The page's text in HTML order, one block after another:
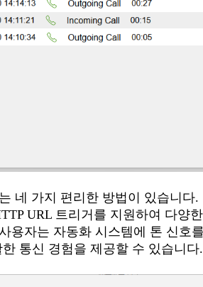
네 가지 편리한 방법이 있습니다
URL 트리거를 지원하여 다양
용자는 자동화 시스템에 톤 신호
통신 경험을 제공할 수 있습니다.